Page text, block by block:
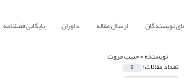
نویسندگان ارسال مقاله داوران بایگانی فصلنامه
نویسنده =حبیب مروت
تعداد مقالات: 1